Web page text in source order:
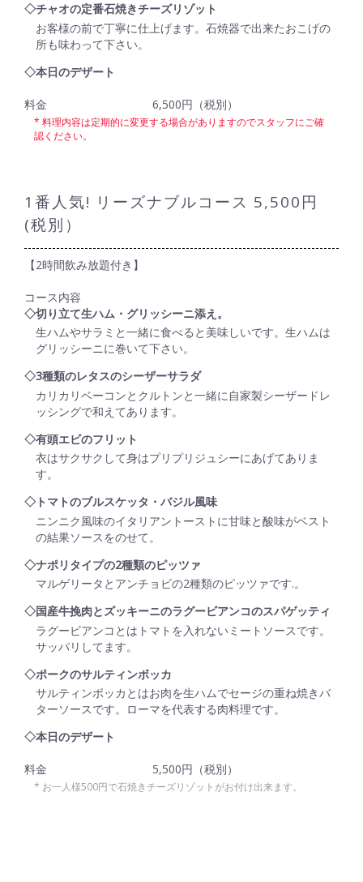
◇チャオの定番石焼きチーズリゾット
お客様の前で丁寧に仕上げます。石焼器で出来たおこげの
所も味わって下さい。
◇本日のデザート
料金 6,500円（税別）
料理内容は定期的に変更する場合がありますのでスタッフにご確
認ください。
1番人気! リーズナブルコース 5,500円
(税別）
【2時間飲み放題付き】
コース内容
◇切り立て生ハム・グリッシーニ添え。
生ハムやサラミと一緒に食べると美味しいです。生ハムは
グリッシーニに巻いて下さい。
◇3種類のレタスのシーザーサラダ
カリカリベーコンとクルトンと一緒に自家製シーザードレ
ッシングで和えてあります。
◇有頭エビのフリット
衣はサクサクして身はプリプリジュシーにあげてありま
す。
◇トマトのブルスケッタ・バジル風味
ニンニク風味のイタリアントーストに甘味と酸味がベスト
の結果ソースをのせて。
◇ナポリタイプの2種類のピッツァ
マルゲリータとアンチョビの2種類のピッツァです.。
◇国産牛挽肉とズッキーニのラグービアンコのスパゲッティ
ラグービアンコとはトマトを入れないミートソースです。
サッパリしてます。
◇ポークのサルティンボッカ
サルティンボッカとはお肉を生ハムでセージの重ね焼きバ
ターソースです。ローマを代表する肉料理です。
◇本日のデザート
料金 5,500円（税別）
お一人様500円で石焼きチーズリゾットがお付け出来ます。